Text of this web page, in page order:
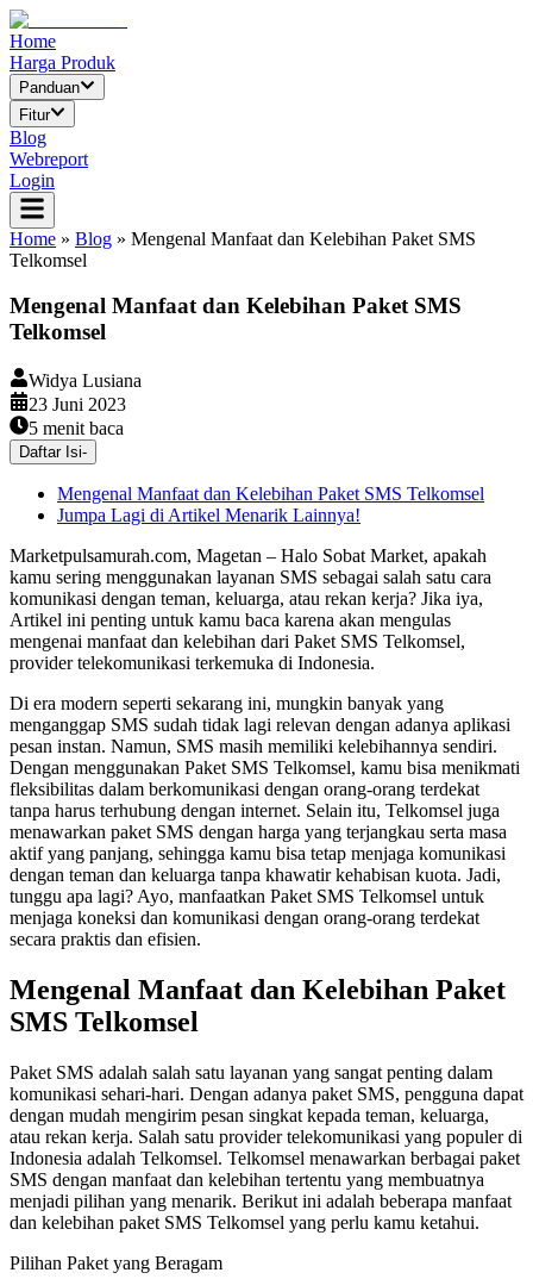
Home
Harga Produk
Panduan
Fitur
Blog
Webreport
Login
Home » Blog » Mengenal Manfaat dan Kelebihan Paket SMS
Telkomsel
Mengenal Manfaat dan Kelebihan Paket SMS
Telkomsel
Widya Lusiana
23 Juni 2023
5 menit baca
Daftar Isi-
Mengenal Manfaat dan Kelebihan Paket SMS Telkomsel
Jumpa Lagi di Artikel Menarik Lainnya!
Marketpulsamurah.com, Magetan – Halo Sobat Market, apakah
kamu sering menggunakan layanan SMS sebagai salah satu cara
komunikasi dengan teman, keluarga, atau rekan kerja? Jika iya,
Artikel ini penting untuk kamu baca karena akan mengulas
mengenai manfaat dan kelebihan dari Paket SMS Telkomsel,
provider telekomunikasi terkemuka di Indonesia.
Di era modern seperti sekarang ini, mungkin banyak yang
menganggap SMS sudah tidak lagi relevan dengan adanya aplikasi
pesan instan. Namun, SMS masih memiliki kelebihannya sendiri.
Dengan menggunakan Paket SMS Telkomsel, kamu bisa menikmati
fleksibilitas dalam berkomunikasi dengan orang-orang terdekat
tanpa harus terhubung dengan internet. Selain itu, Telkomsel juga
menawarkan paket SMS dengan harga yang terjangkau serta masa
aktif yang panjang, sehingga kamu bisa tetap menjaga komunikasi
dengan teman dan keluarga tanpa khawatir kehabisan kuota. Jadi,
tunggu apa lagi? Ayo, manfaatkan Paket SMS Telkomsel untuk
menjaga koneksi dan komunikasi dengan orang-orang terdekat
secara praktis dan efisien.
Mengenal Manfaat dan Kelebihan Paket
SMS Telkomsel
Paket SMS adalah salah satu layanan yang sangat penting dalam
komunikasi sehari-hari. Dengan adanya paket SMS, pengguna dapat
dengan mudah mengirim pesan singkat kepada teman, keluarga,
atau rekan kerja. Salah satu provider telekomunikasi yang populer di
Indonesia adalah Telkomsel. Telkomsel menawarkan berbagai paket
SMS dengan manfaat dan kelebihan tertentu yang membuatnya
menjadi pilihan yang menarik. Berikut ini adalah beberapa manfaat
dan kelebihan paket SMS Telkomsel yang perlu kamu ketahui.
Pilihan Paket yang Beragam